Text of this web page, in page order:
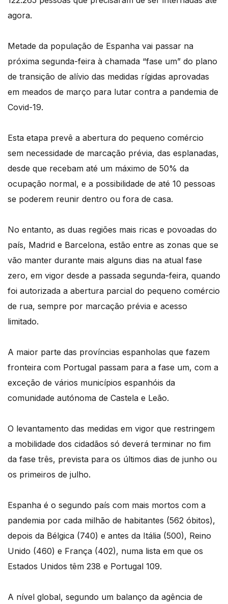
agora.
Metade da população de Espanha vai passar na
próxima segunda-feira à chamada “fase um” do plano
de transição de alívio das medidas rígidas aprovadas
em meados de março para lutar contra a pandemia de
Covid-19.
Esta etapa prevê a abertura do pequeno comércio
sem necessidade de marcação prévia, das esplanadas,
desde que recebam até um máximo de 50% da
ocupação normal, e a possibilidade de até 10 pessoas
se poderem reunir dentro ou fora de casa.
No entanto, as duas regiões mais ricas e povoadas do
país, Madrid e Barcelona, estão entre as zonas que se
vão manter durante mais alguns dias na atual fase
zero, em vigor desde a passada segunda-feira, quando
foi autorizada a abertura parcial do pequeno comércio
de rua, sempre por marcação prévia e acesso
limitado.
A maior parte das províncias espanholas que fazem
fronteira com Portugal passam para a fase um, com a
exceção de vários municípios espanhóis da
comunidade autónoma de Castela e Leão.
O levantamento das medidas em vigor que restringem
a mobilidade dos cidadãos só deverá terminar no fim
da fase três, prevista para os últimos dias de junho ou
os primeiros de julho.
Espanha é o segundo país com mais mortos com a
pandemia por cada milhão de habitantes (562 óbitos),
depois da Bélgica (740) e antes da Itália (500), Reino
Unido (460) e França (402), numa lista em que os
Estados Unidos têm 238 e Portugal 109.
A nível global, segundo um balanço da agência de